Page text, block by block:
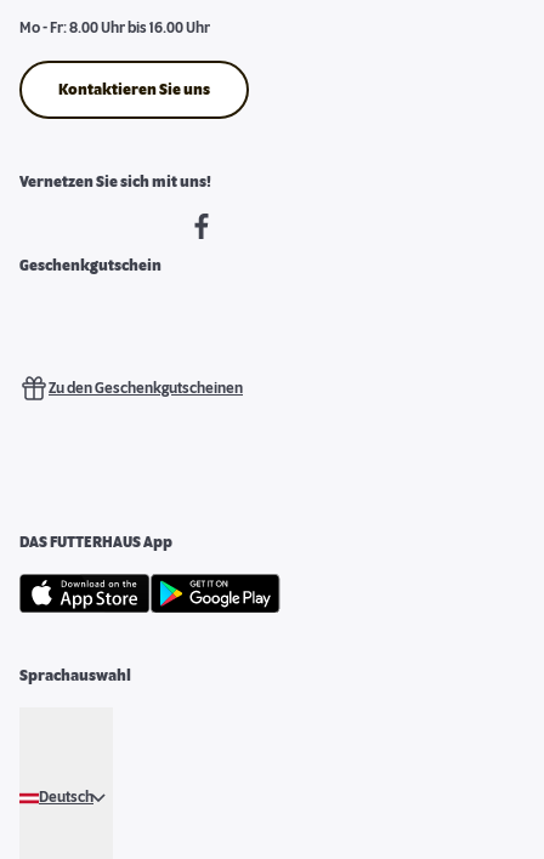
Mo - Fr: 8.00 Uhr bis 16.00 Uhr
Kontaktieren Sie uns
Vernetzen Sie sich mit uns!
Geschenkgutschein
Zu den Geschenkgutscheinen
DAS FUTTERHAUS App
Sprachauswahl
Deutsch